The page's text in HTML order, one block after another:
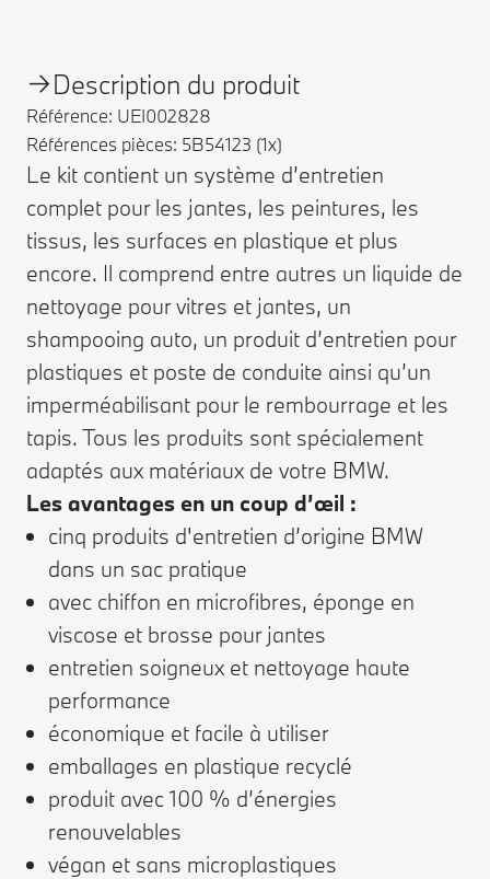
Description du produit
Référence: UEI002828
Références pièces: 5B54123 (1x)
Le kit contient un système d’entretien
complet pour les jantes, les peintures, les
tissus, les surfaces en plastique et plus
encore. Il comprend entre autres un liquide de
nettoyage pour vitres et jantes, un
shampooing auto, un produit d’entretien pour
plastiques et poste de conduite ainsi qu’un
imperméabilisant pour le rembourrage et les
tapis. Tous les produits sont spécialement
adaptés aux matériaux de votre BMW.
Les avantages en un coup d’œil :
cinq produits d'entretien d’origine BMW
dans un sac pratique
avec chiffon en microfibres, éponge en
viscose et brosse pour jantes
entretien soigneux et nettoyage haute
performance
économique et facile à utiliser
emballages en plastique recyclé
produit avec 100 % d’énergies
renouvelables
végan et sans microplastiques